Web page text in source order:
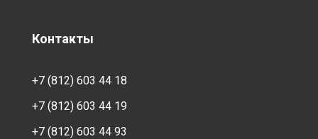
Контакты
+7 (812) 603 44 18
+7 (812) 603 44 19
+7 (812) 603 44 93